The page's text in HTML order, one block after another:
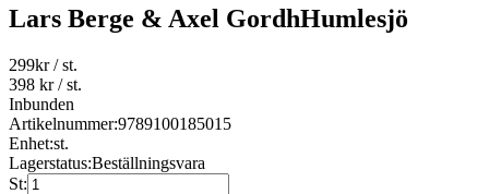
Lars Berge & Axel GordhHumlesjö
299kr/ st.
398 kr/ st.
Inbunden
Artikelnummer:9789100185015
Enhet:st.
Lagerstatus:Beställningsvara
St: